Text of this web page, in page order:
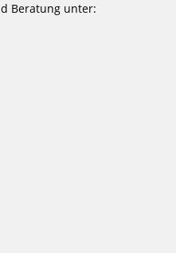
Beratung unter: